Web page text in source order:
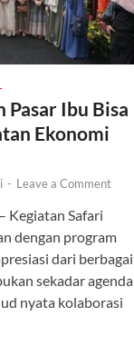
Pasar Ibu Bisa
Ekonomi
- Leave a Comment
Kegiatan Safari
dengan program
dari berbagai
sekadar agenda
nyata kolaborasi